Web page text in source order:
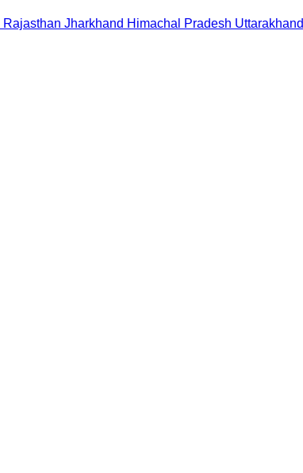
Rajasthan Jharkhand Himachal Pradesh Uttarakhand